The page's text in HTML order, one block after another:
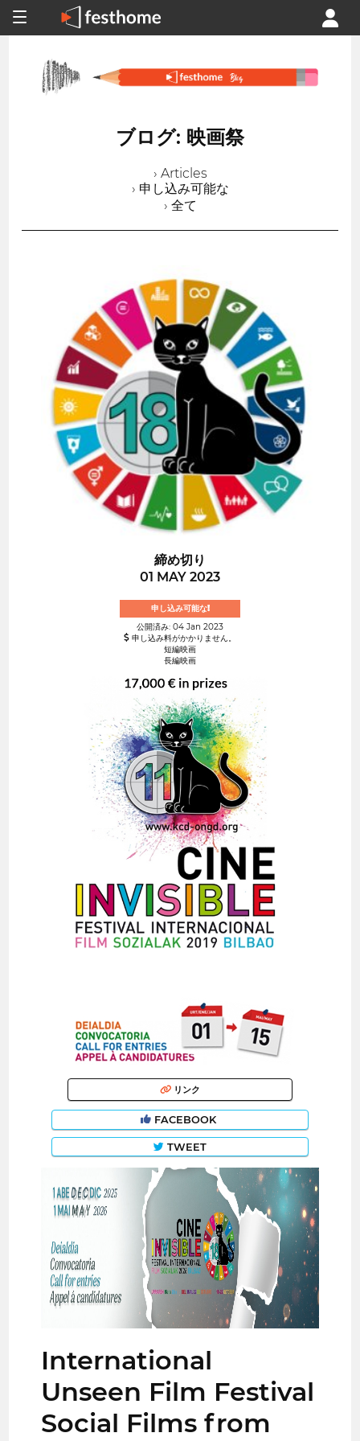
ブログ: 映画祭
› Articles
› 申し込み可能な
› 全て
締め切り
01 MAY 2023
申し込み可能な!
公開済み: 04 Jan 2023
申し込み料がかかりません。
短編映画
長編映画
リンク
FACEBOOK
TWEET
International
Unseen Film Festival
Social Films from